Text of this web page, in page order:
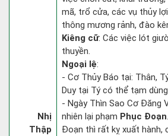
Nhị
Thập
mã, trổ cửa, các vụ thủy
thông mương rảnh, đào
Kiêng cữ: Các việc lót
thuyền.
Ngoại lệ:
- Cơ Thủy Báo tại: Thân,
Duy tại Tý có thể tạm
- Ngày Thìn Sao Cơ Đăng
nhiên lại phạm Phục Đoạn
Đoạn thì rất kỵ xuất hành,